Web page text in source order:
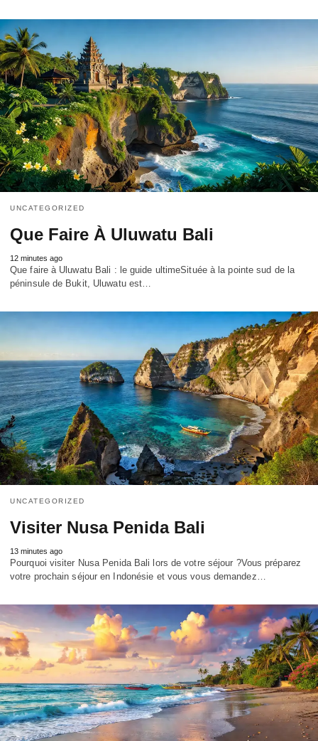
UNCATEGORIZED
Que Faire À Uluwatu Bali
12 minutes ago
Que faire à Uluwatu Bali : le guide ultimeSituée à la pointe sud de la
péninsule de Bukit, Uluwatu est…
UNCATEGORIZED
Visiter Nusa Penida Bali
13 minutes ago
Pourquoi visiter Nusa Penida Bali lors de votre séjour ?Vous préparez
votre prochain séjour en Indonésie et vous vous demandez…